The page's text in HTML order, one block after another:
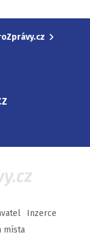
Inzerce
místa